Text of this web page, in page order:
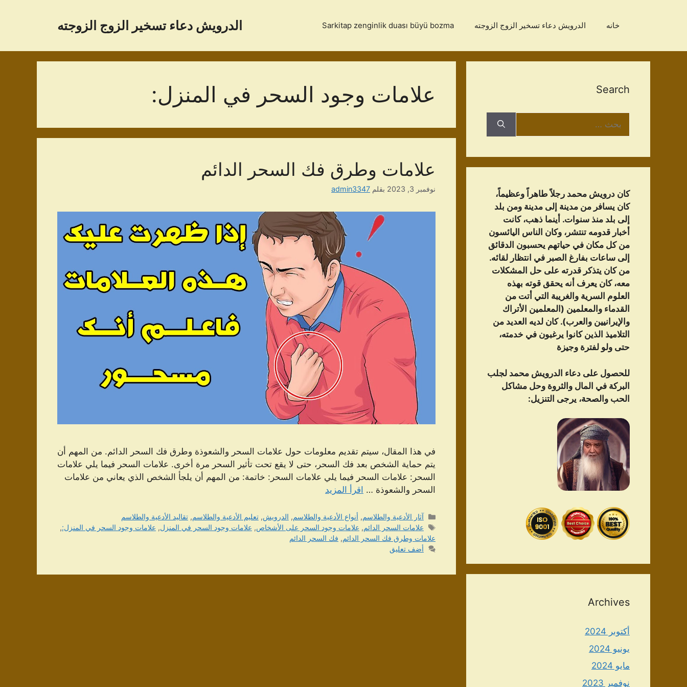
الدرویش دعاء تسخير الزوج الزوجته خانه الدرویش دعاء تسخير الزوج الزوجته Sarkitap zenginlik duası büyü bozma
علامات وجود السحر في المنزل:
علامات وطرق فك السحر الدائم
نوفمبر 3, 2023 بقلم admin3347
في هذا المقال، سيتم تقديم معلومات حول علامات السحر والشعوذة وطرق فك السحر الدائم. من المهم أن
يتم حماية الشخص بعد فك السحر، حتى لا يقع تحت تأثير السحر مرة أخرى. علامات السحر فيما يلي علامات
السحر: علامات السحر فيما يلي علامات السحر: خاتمة: من المهم أن يلجأ الشخص الذي يعاني من علامات
السحر والشعوذة … اقرأ المزيد
التصنيفات
آثار الأدعية والطلاسم, أنواع الأدعية والطلاسم, الدرويش,تعليم الأدعية والطلاسم,تقاليد الأدعية والطلاسم
الوسوم
علامات السحر الدائم, علامات وجود السحر على الأشخاص, علامات وجود السحر في المنزل, علامات وجود السحر في المنزل:,
علامات وطرق فك السحر الدائم, فك السحر الدائم
أضف تعليق
Search
عن:
كان درويش محمد رجلاً طاهراً وعظيماً،
كان يسافر من مدينة إلى مدينة ومن بلد
إلى بلد منذ سنوات. أينما ذهب، كانت
أخبار قدومه تنتشر، وكان الناس اليائسون
من كل مكان في حياتهم يحسبون الدقائق
إلى ساعات بفارغ الصبر في انتظار لقائه.
من كان يتذكر قدرته على حل المشكلات
معه، كان يعرف أنه يحقق قوته بهذه
العلوم السرية والغريبة التي أتت من
القدماء والمعلمين (المعلمين الأتراك
والإيرانيين والعرب). كان لديه العديد من
التلاميذ الذين كانوا يرغبون في خدمته،
حتى ولو لفترة وجيزة
للحصول على دعاء الدرویش محمد لجلب
البركة في المال والثروة وحل مشاكل
الحب والصحة، يرجى التنزيل:
Archives
أكتوبر 2024
يونيو 2024
مايو 2024
نوفمبر 2023